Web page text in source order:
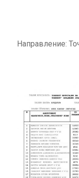
Направление: